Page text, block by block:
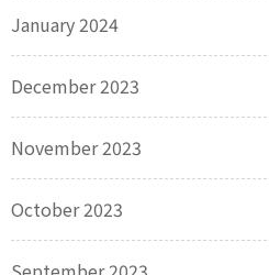
January 2024
December 2023
November 2023
October 2023